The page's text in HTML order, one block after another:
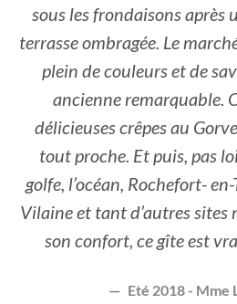
sous les frondaisons après
terrasse ombragée. Le
plein de couleurs et de
ancienne remarquable.
délicieuses crêpes au
tout proche. Et puis, pas
golfe, l’océan, Rochefort-
Vilaine et tant d’autres sites
son confort, ce gîte est
Eté 2018 - Mme